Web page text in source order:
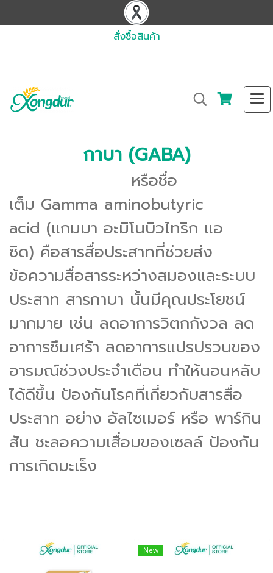
สั่งซื้อสินค้า
กาบา (GABA)
หรือชื่อ
เต็ม Gamma aminobutyric
acid (แกมมา อะมิโนบิวไทริก แอ
ซิด) คือสารสื่อประสาทที่ช่วยส่ง
ข้อความสื่อสารระหว่างสมองและระบบ
ประสาท สารกาบา นั้นมีคุณประโยชน์
มากมาย เช่น ลดอาการวิตกกังวล ลด
อาการซึมเศร้า ลดอาการแปรปรวนของ
อารมณ์ช่วงประจำเดือน ทำให้นอนหลับ
ได้ดีขึ้น ป้องกันโรคที่เกี่ยวกับสารสื่อ
ประสาท อย่าง อัลไซเมอร์ หรือ พาร์กิน
สัน ชะลอความเสื่อมของเซลล์ ป้องกัน
การเกิดมะเร็ง
New